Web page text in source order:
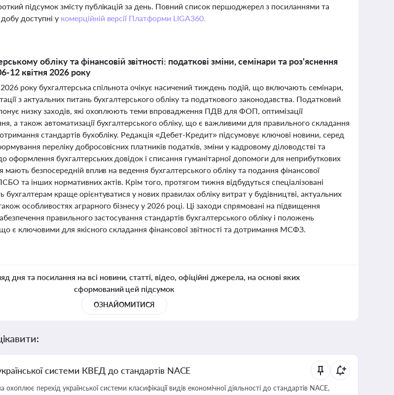
підсумок змісту публікацій за день. Повний список першоджерел з посиланнями та
доступні у комерційній версії Платформи LIGA360.
обліку та фінансовій звітності: податкові зміни, семінари та роз'яснення
12 квітня 2026 року
року бухгалтерська спільнота очікує насичений тиждень подій, що включають семінари,
з актуальних питань бухгалтерського обліку та податкового законодавства. Податковий
низку заходів, які охоплюють теми впровадження ПДВ для ФОП, оптимізації
а також автоматизації бухгалтерського обліку, що є важливими для правильного складання
стандартів бухобліку. Редакція «Дебет-Кредит» підсумовує ключові новини, серед
переліку добросовісних платників податків, зміни у кадровому діловодстві та
оформлення бухгалтерських довідок і списання гуманітарної допомоги для неприбуткових
мають безпосередній вплив на ведення бухгалтерського обліку та подання фінансової
та інших нормативних актів. Крім того, протягом тижня відбудуться спеціалізовані
бухгалтерам краще орієнтуватися у нових правилах обліку витрат у будівництві, актуальних
особливостях аграрного бізнесу у 2026 році. Ці заходи спрямовані на підвищення
правильного застосування стандартів бухгалтерського обліку і положень
що є ключовими для якісного складання фінансової звітності та дотримання МСФЗ.
дня та посилання на всі новини, статті, відео, офіційні джерела, на основі яких
сформований цей підсумок
ОЗНАЙОМИТИСЯ
системи КВЕД до стандартів NACE
охоплює перехід української системи класифікації видів економічної діяльності до стандартів NACE,